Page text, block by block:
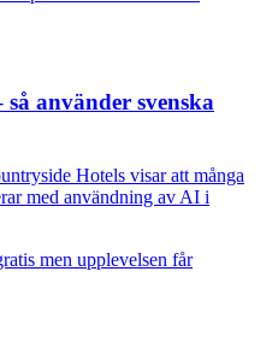
använder svenska
Hotels visar att många
med användning av AI i